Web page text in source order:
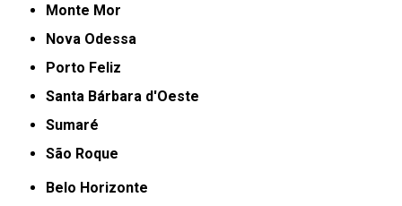
Monte Mor
Nova Odessa
Porto Feliz
Santa Bárbara d'Oeste
Sumaré
São Roque
Belo Horizonte